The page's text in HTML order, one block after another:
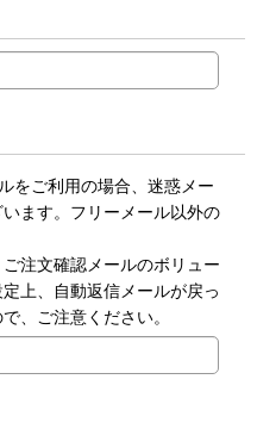
をご利用の場合、迷惑メー
ます。フリーメール以外の
注文確認メールのボリュー
上、自動返信メールが戻っ
、ご注意ください。